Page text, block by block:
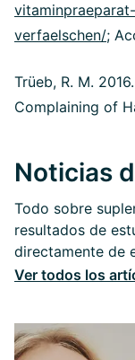
verfaelschen/;
Trüeb, R. M.
Complaining of
Noticias
Todo sobre
resultados de
directamente de
Ver todos los